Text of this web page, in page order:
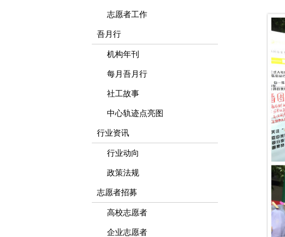
志愿者工作
吾月行
机构年刊
每月吾月行
社工故事
中心轨迹点亮图
行业资讯
行业动向
政策法规
志愿者招募
高校志愿者
企业志愿者